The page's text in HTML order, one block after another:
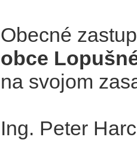
Obecné
obce
na svojom
Ing. Peter